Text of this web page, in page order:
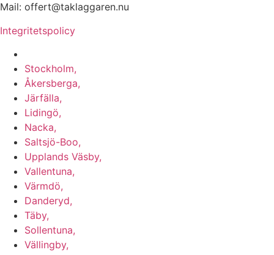
Mail: offert@taklaggaren.nu
Integritetspolicy
Stockholm,
Åkersberga,
Järfälla,
Lidingö,
Nacka,
Saltsjö-Boo,
Upplands Väsby,
Vallentuna,
Värmdö,
Danderyd,
Täby,
Sollentuna,
Vällingby,